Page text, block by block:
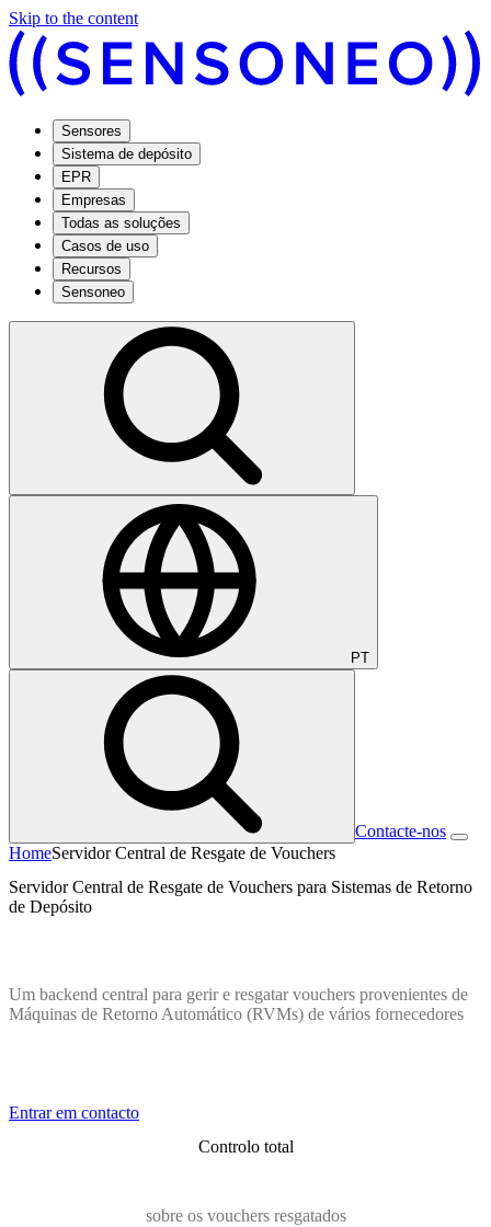
Skip to the content
Sensores
Sistema de depósito
EPR
Empresas
Todas as soluções
Casos de uso
Recursos
Sensoneo
PT
Contacte-nos
HomeServidor Central de Resgate de Vouchers
Servidor Central de Resgate de Vouchers para Sistemas de Retorno
de Depósito
Um backend central para gerir e resgatar vouchers provenientes de
Máquinas de Retorno Automático (RVMs) de vários fornecedores
Entrar em contacto
Controlo total
sobre os vouchers resgatados